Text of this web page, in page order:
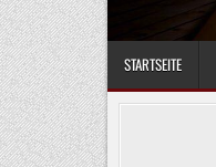
STARTSEITE